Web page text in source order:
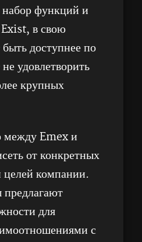
функций и
в свою
доступнее по
удовлетворить
крупных
между Emex и
от конкретных
целей компании.
для
с